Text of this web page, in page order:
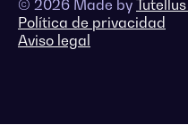
© 2026 Made by Tutellus
Política de privacidad
Aviso legal